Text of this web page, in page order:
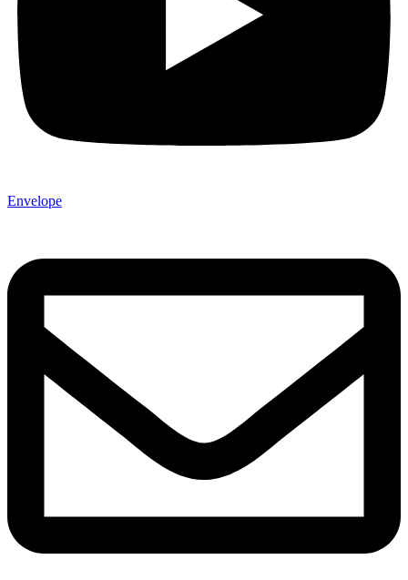
Envelope